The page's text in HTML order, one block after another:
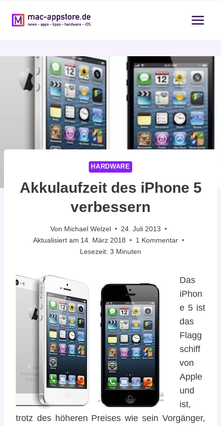
Inhalt
HARDWARE
Akkulaufzeit des iPhone 5
verbessern
Von Michael Welzel
24. Juli 2013
Aktualisiert am 14. März 2018
1 Kommentar
Lesezeit: 3 Minuten
Das
iPhon
e 5 ist
das
Flagg
schiff
von
Apple
und
ist,
trotz des höheren Preises wie sein Vorgänger,